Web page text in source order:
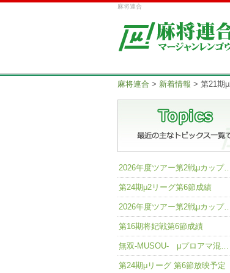
麻将連合
麻将連合 > 新着情報 > 第21期
2026年度ツアー第2戦μカップ
第24期μ2リーグ第6節成績
2026年度ツアー第2戦μカップ
第16期将妃戦第6節成績
無双-MUSOU- μプロアマ混…
第24期μリーグ 第6節放映予定